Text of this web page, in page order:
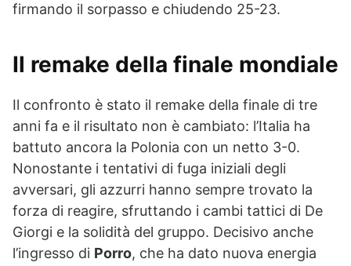
firmando il sorpasso e chiudendo 25-23.
Il remake della finale mondiale
Il confronto è stato il remake della finale di tre
anni fa e il risultato non è cambiato: l’Italia ha
battuto ancora la Polonia con un netto 3-0.
Nonostante i tentativi di fuga iniziali degli
avversari, gli azzurri hanno sempre trovato la
forza di reagire, sfruttando i cambi tattici di De
Giorgi e la solidità del gruppo. Decisivo anche
l’ingresso di Porro, che ha dato nuova energia